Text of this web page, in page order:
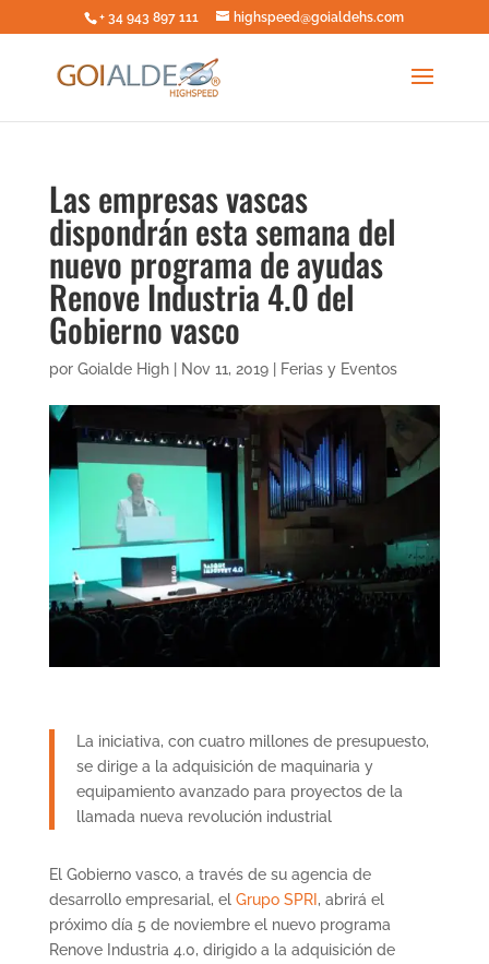
+ 34 943 897 111 highspeed@goialdehs.com
Las empresas vascas
dispondrán esta semana del
nuevo programa de ayudas
Renove Industria 4.0 del
Gobierno vasco
por Goialde High| Nov 11, 2019| Ferias y Eventos
La iniciativa, con cuatro millones de presupuesto,
se dirige a la adquisición de maquinaria y
equipamiento avanzado para proyectos de la
llamada nueva revolución industrial
El Gobierno vasco, a través de su agencia de
desarrollo empresarial, el Grupo SPRI , abrirá el
próximo día 5 de noviembre el nuevo programa
Renove Industria 4.0, dirigido a la adquisición de